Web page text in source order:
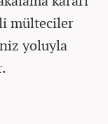
mülteciler
yoluyla